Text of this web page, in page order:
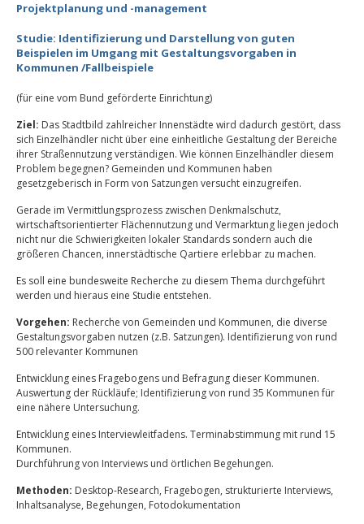
Projektplanung und -management
Studie: Identifizierung und Darstellung von guten
Beispielen im Umgang mit Gestaltungsvorgaben in
Kommunen /Fallbeispiele
(für eine vom Bund geförderte Einrichtung)
Ziel: Das Stadtbild zahlreicher Innenstädte wird dadurch gestört, dass
sich Einzelhändler nicht über eine einheitliche Gestaltung der Bereiche
ihrer Straßennutzung verständigen. Wie können Einzelhändler diesem
Problem begegnen? Gemeinden und Kommunen haben
gesetzgeberisch in Form von Satzungen versucht einzugreifen.
Gerade im Vermittlungsprozess zwischen Denkmalschutz,
wirtschaftsorientierter Flächennutzung und Vermarktung liegen jedoch
nicht nur die Schwierigkeiten lokaler Standards sondern auch die
größeren Chancen, innerstädtische Qartiere erlebbar zu machen.
Es soll eine bundesweite Recherche zu diesem Thema durchgeführt
werden und hieraus eine Studie entstehen.
Vorgehen: Recherche von Gemeinden und Kommunen, die diverse
Gestaltungsvorgaben nutzen (z.B. Satzungen). Identifizierung von rund
500 relevanter Kommunen
Entwicklung eines Fragebogens und Befragung dieser Kommunen.
Auswertung der Rückläufe; Identifizierung von rund 35 Kommunen für
eine nähere Untersuchung.
Entwicklung eines Interviewleitfadens. Terminabstimmung mit rund 15
Kommunen.
Durchführung von Interviews und örtlichen Begehungen.
Methoden: Desktop-Research, Fragebogen, strukturierte Interviews,
Inhaltsanalyse, Begehungen, Fotodokumentation